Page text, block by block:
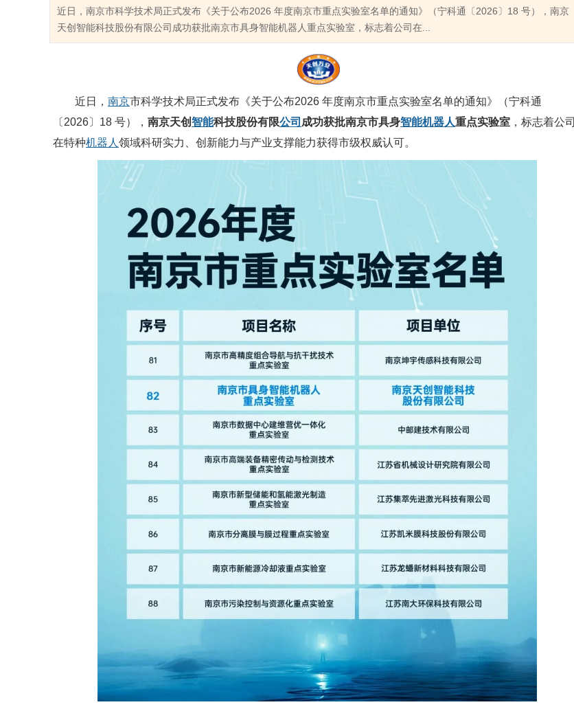
近日，南京市科学技术局正式发布《关于公布2026 年度南京市重点实验室名单的通知》（宁科通〔2026〕18 号），南京
天创智能科技股份有限公司成功获批南京市具身智能机器人重点实验室，标志着公司在...
近日， 南京市科学技术局正式发布《关于公布2026 年度南京市重点实验室名单的通知》（宁科通
〔2026〕18 号）， 南京天创智能科技股份有限公司 成功获批南京市具身智能机器人重点实验室 ，标志着公司
在特种机器人 领域科研实力、创新能力与产业支撑能力获得市级权威认可。